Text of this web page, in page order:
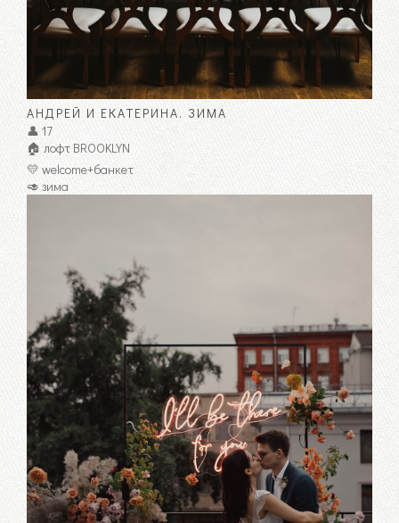
АНДРЕЙ И ЕКАТЕРИНА. ЗИМА
👤 17
🏠 лофт BROOKLYN
💛 welcome+банкет
🥑 зима